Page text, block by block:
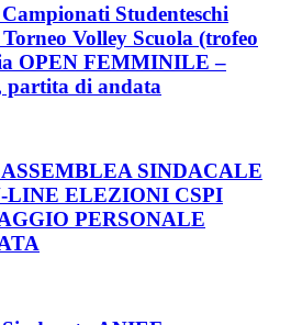
Studenteschi
Volley Scuola (trofeo
OPEN FEMMINILE –
partita di andata
ASSEMBLEA SINDACALE
LINE ELEZIONI CSPI
PERSONALE